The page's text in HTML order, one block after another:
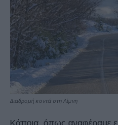
Διαδρομή κοντά στη Λίμνη
Κάποια, όπως αναφέραμε